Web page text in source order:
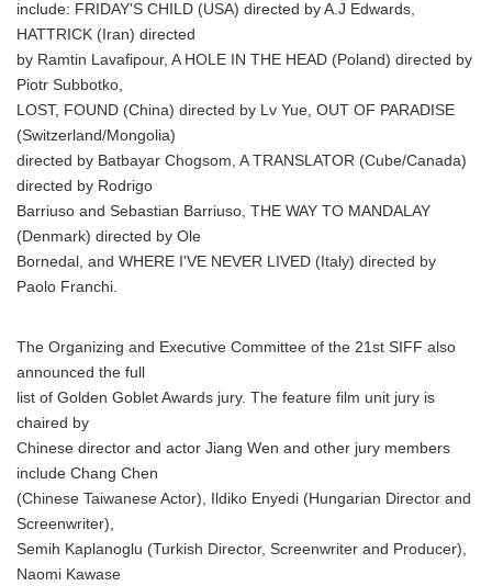
include: FRIDAY'S CHILD (USA) directed by A.J Edwards,
HATTRICK (Iran) directed
by Ramtin Lavafipour, A HOLE IN THE HEAD (Poland) directed by
Piotr Subbotko,
LOST, FOUND (China) directed by Lv Yue, OUT OF PARADISE
(Switzerland/Mongolia)
directed by Batbayar Chogsom, A TRANSLATOR (Cube/Canada)
directed by Rodrigo
Barriuso and Sebastian Barriuso, THE WAY TO MANDALAY
(Denmark) directed by Ole
Bornedal, and WHERE I'VE NEVER LIVED (Italy) directed by
Paolo Franchi.
The Organizing and Executive Committee of the 21st SIFF also
announced the full
list of Golden Goblet Awards jury. The feature film unit jury is
chaired by
Chinese director and actor Jiang Wen and other jury members
include Chang Chen
(Chinese Taiwanese Actor), Ildiko Enyedi (Hungarian Director and
Screenwriter),
Semih Kaplanoglu (Turkish Director, Screenwriter and Producer),
Naomi Kawase